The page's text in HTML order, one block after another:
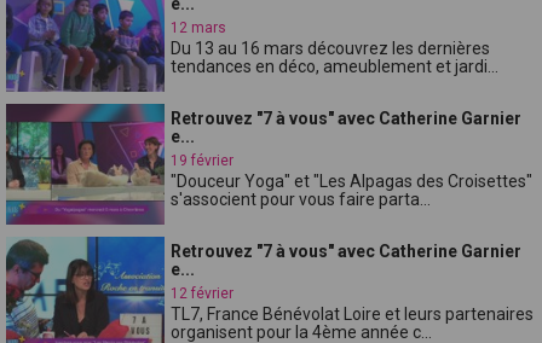
12 mars
Du 13 au 16 mars découvrez les dernières
tendances en déco, ameublement et jardi...
Retrouvez "7 à vous" avec Catherine Garnier
e...
19 février
"Douceur Yoga" et "Les Alpagas des Croisettes"
s'associent pour vous faire parta...
Retrouvez "7 à vous" avec Catherine Garnier
e...
12 février
TL7, France Bénévolat Loire et leurs partenaires
organisent pour la 4ème année c...